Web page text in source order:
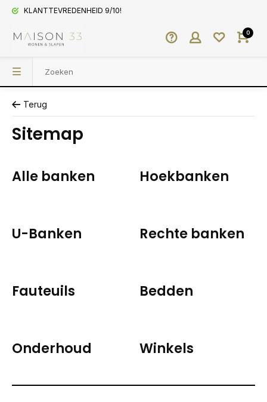
KLANTTEVREDENHEID 9/10!
0
Terug
Sitemap
Alle banken Hoekbanken
U-Banken Rechte banken
Fauteuils Bedden
Onderhoud Winkels